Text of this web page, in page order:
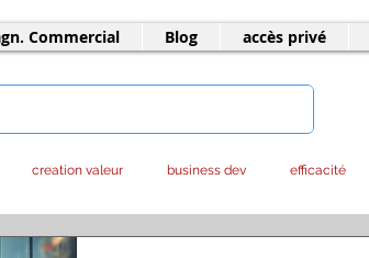
Commercial Blog accès privé
creation valeur business dev efficacité